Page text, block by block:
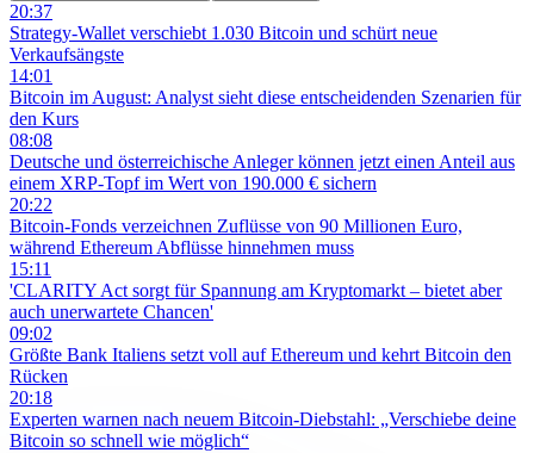
20:37
Strategy-Wallet verschiebt 1.030 Bitcoin und schürt neue
Verkaufsängste
14:01
Bitcoin im August: Analyst sieht diese entscheidenden Szenarien für
den Kurs
08:08
Deutsche und österreichische Anleger können jetzt einen Anteil aus
einem XRP-Topf im Wert von 190.000 € sichern
20:22
Bitcoin-Fonds verzeichnen Zuflüsse von 90 Millionen Euro,
während Ethereum Abflüsse hinnehmen muss
15:11
'CLARITY Act sorgt für Spannung am Kryptomarkt – bietet aber
auch unerwartete Chancen'
09:02
Größte Bank Italiens setzt voll auf Ethereum und kehrt Bitcoin den
Rücken
20:18
Experten warnen nach neuem Bitcoin-Diebstahl: „Verschiebe deine
Bitcoin so schnell wie möglich“